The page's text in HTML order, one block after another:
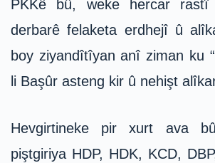
PKKê bû, weke hercar
derbarê felaketa erdhejî û
boy ziyandîtîyan anî ziman ku
li Başûr asteng kir û nehişt
Hevgirtineke pir xurt ava
piştgiriya HDP, HDK, KCD,